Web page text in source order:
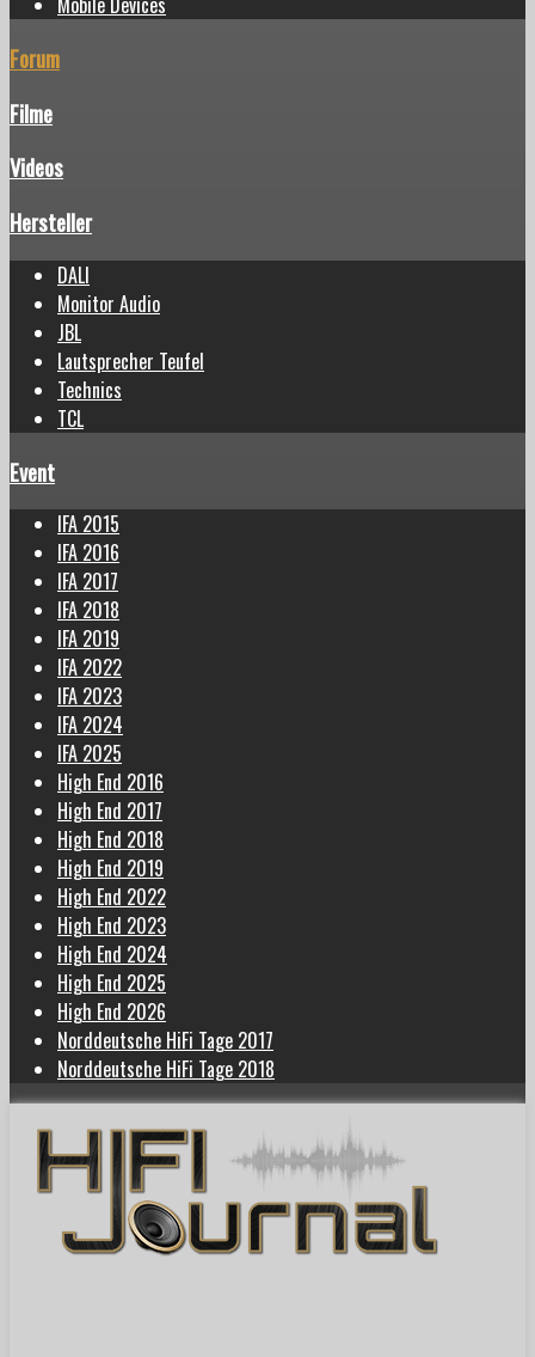
Forum
Filme
Videos
Hersteller
DALI
Monitor Audio
JBL
Lautsprecher Teufel
Technics
TCL
Event
IFA 2015
IFA 2016
IFA 2017
IFA 2018
IFA 2019
IFA 2022
IFA 2023
IFA 2024
IFA 2025
High End 2016
High End 2017
High End 2018
High End 2019
High End 2022
High End 2023
High End 2024
High End 2025
High End 2026
Norddeutsche HiFi Tage 2017
Norddeutsche HiFi Tage 2018